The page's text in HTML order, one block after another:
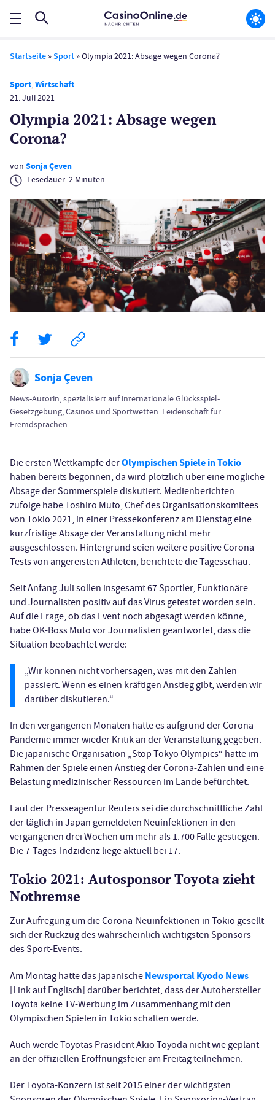
Startseite »Sport »Olympia 2021: Absage wegen Corona?
Sport,Wirtschaft
21. Juli 2021
Olympia 2021: Absage wegen
Corona?
von Sonja Çeven
Lesedauer:2 Minuten
Sonja Çeven
News-Autorin, spezialisiert auf internationale Glücksspiel-
Gesetzgebung, Casinos und Sportwetten. Leidenschaft für
Fremdsprachen.
Die ersten Wettkämpfe derOlympischen Spiele in Tokio
haben bereits begonnen, da wird plötzlich über eine mögliche
Absage der Sommerspiele diskutiert. Medienberichten
zufolge habe Toshiro Muto, Chef des Organisationskomitees
von Tokio 2021, in einer Pressekonferenz am Dienstag eine
kurzfristige Absage der Veranstaltung nicht mehr
ausgeschlossen. Hintergrund seien weitere positive Corona-
Tests von angereisten Athleten, berichtete die Tagesschau.
Seit Anfang Juli sollen insgesamt 67 Sportler, Funktionäre
und Journalisten positiv auf das Virus getestet worden sein.
Auf die Frage, ob das Event noch abgesagt werden könne,
habe OK-Boss Muto vor Journalisten geantwortet, dass die
Situation beobachtet werde:
„Wir können nicht vorhersagen, was mit den Zahlen
passiert. Wenn es einen kräftigen Anstieg gibt, werden wir
darüber diskutieren.“
In den vergangenen Monaten hatte es aufgrund der Corona-
Pandemie immer wieder Kritik an der Veranstaltung gegeben.
Die japanische Organisation „Stop Tokyo Olympics“ hatte im
Rahmen der Spiele einen Anstieg der Corona-Zahlen und eine
Belastung medizinischer Ressourcen im Lande befürchtet.
Laut der Presseagentur Reuters sei die durchschnittliche Zahl
der täglich in Japan gemeldeten Neuinfektionen in den
vergangenen drei Wochen um mehr als 1.700 Fälle gestiegen.
Die 7-Tages-Indzidenz liege aktuell bei 17.
Tokio 2021: Autosponsor Toyota zieht
Notbremse
Zur Aufregung um die Corona-Neuinfektionen in Tokio gesellt
sich der Rückzug des wahrscheinlich wichtigsten Sponsors
des Sport-Events.
Am Montag hatte das japanische Newsportal Kyodo News
[Link auf Englisch] darüber berichtet, dass der Autohersteller
Toyota keine TV-Werbung im Zusammenhang mit den
Olympischen Spielen in Tokio schalten werde.
Auch werde Toyotas Präsident Akio Toyoda nicht wie geplant
an der offiziellen Eröffnungsfeier am Freitag teilnehmen.
Der Toyota-Konzern ist seit 2015 einer der wichtigsten